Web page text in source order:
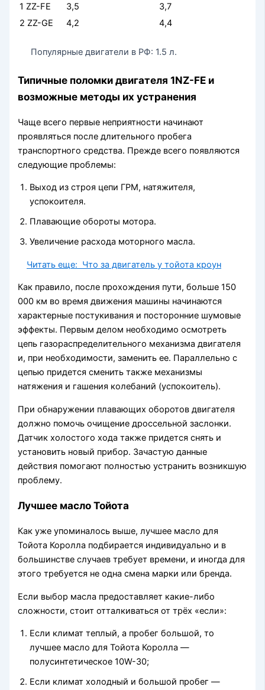
1 ZZ-FE
3,5
3,7
2 ZZ-GE
4,2 4,4
Популярные двигатели в РФ: 1.5 л.
Типичные поломки двигателя 1NZ-FE и
возможные методы их устранения
Чаще всего первые неприятности начинают
проявляться после длительного пробега
транспортного средства. Прежде всего появляются
следующие проблемы:
Выход из строя цепи ГРМ, натяжителя,
успокоителя.
Плавающие обороты мотора.
Увеличение расхода моторного масла.
Читать еще: Что за двигатель у тойота кроун
Как правило, после прохождения пути, больше 150
000 км во время движения машины начинаются
характерные постукивания и посторонние шумовые
эффекты. Первым делом необходимо осмотреть
цепь газораспределительного механизма двигателя
и, при необходимости, заменить ее. Параллельно с
цепью придется сменить также механизмы
натяжения и гашения колебаний (успокоитель).
При обнаружении плавающих оборотов двигателя
должно помочь очищение дроссельной заслонки.
Датчик холостого хода также придется снять и
установить новый прибор. Зачастую данные
действия помогают полностью устранить возникшую
проблему.
Лучшее масло Тойота
Как уже упоминалось выше, лучшее масло для
Тойота Королла подбирается индивидуально и в
большинстве случаев требует времени, и иногда для
этого требуется не одна смена марки или бренда.
Если выбор масла предоставляет какие-либо
сложности, стоит отталкиваться от трёх «если»:
Если климат теплый, а пробег большой, то
лучшее масло для Тойота Королла —
полусинтетическое 10W-30;
Если климат холодный и большой пробег —